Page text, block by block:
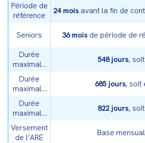
Période de
référence
24 mois avant la fin de
Seniors 36 moisde période de
Durée
maximale
avant 55
ans
548 jours,
Durée
maximale
à 55-56
ans
685 jours, soit
Durée
maximale
à partir de
57 ans
822 jours,
Versement
de l’ARE
Base